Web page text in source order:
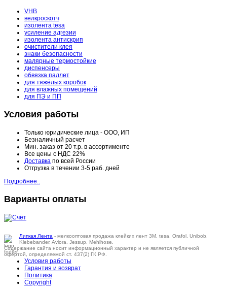
VHB
велкроскотч
изолента tesa
усиление адгезии
изолента антискрип
очистители клея
знаки безопасности
малярные термостойкие
диспенсеры
обвязка паллет
для тяжёлых коробок
для влажных помещений
для ПЭ и ПП
Условия работы
Только юридические лица - ООО, ИП
Безналичный расчет
Мин. заказ от 20 т.р. в ассортименте
Все цены с НДС 22%
Доставка по всей России
Отгрузка в течении 3-5 раб. дней
Подробнее..
Варианты оплаты
Липкая Лента - мелкооптовая продажа клейких лент 3M, tesa, Orafol, Unibob,
Klebebander, Aviora, Jessup, Mehlhose.
Содержание сайта носит информационный характер и не является публичной
офертой, определяемой ст. 437(2) ГК РФ.
Условия работы
Гарантия и возврат
Политика
Copyright